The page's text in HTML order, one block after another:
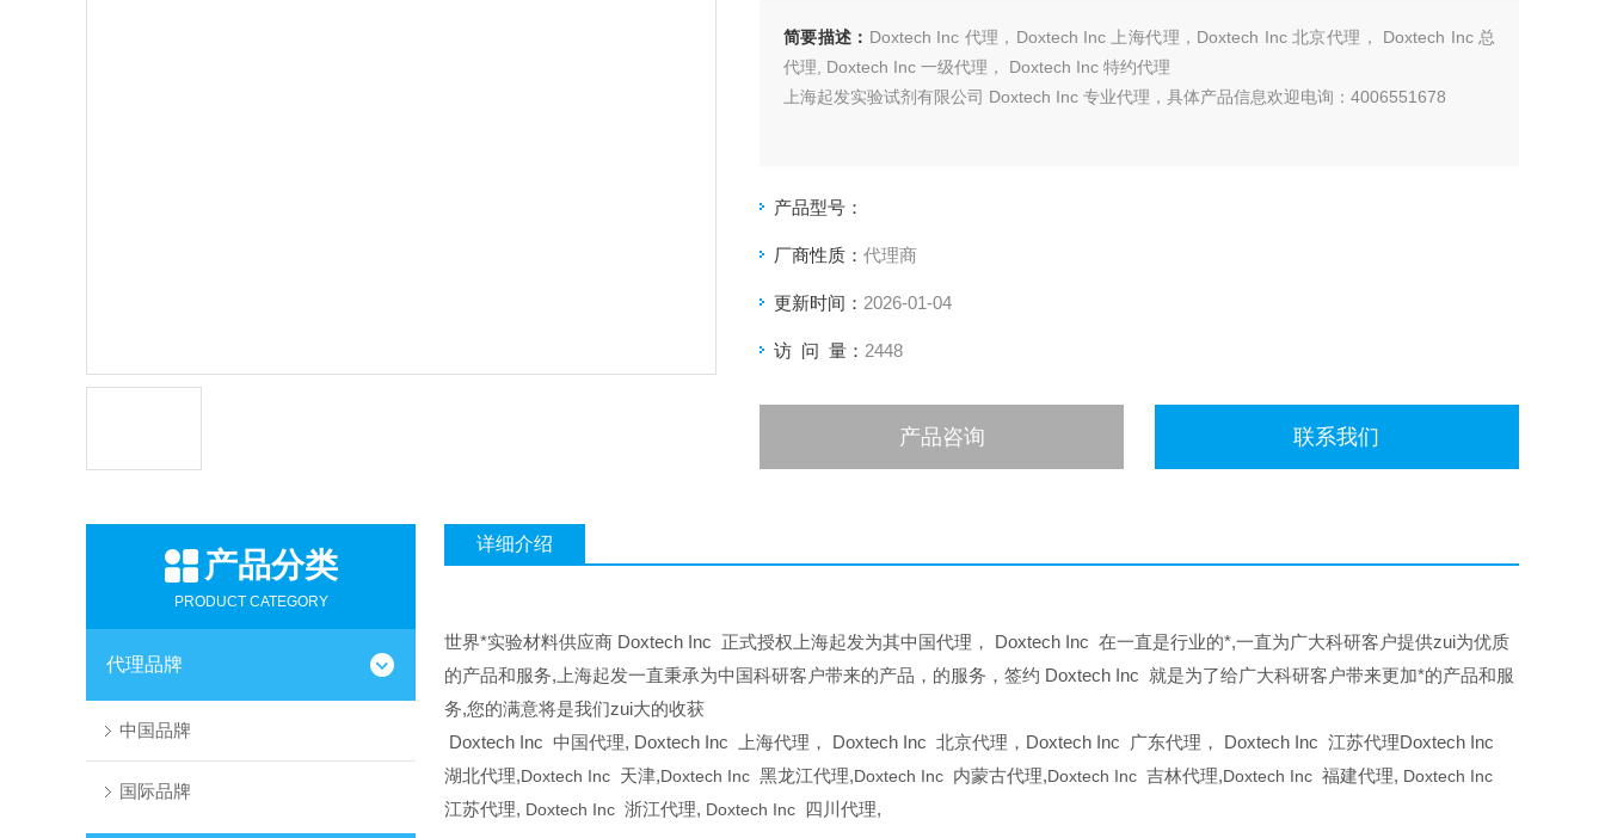
简要描述： Doxtech Inc 代理，Doxtech Inc 上海代理，Doxtech Inc 北京代理， Doxtech Inc 总
代理, Doxtech Inc 一级代理， Doxtech Inc 特约代理
上海起发实验试剂有限公司 Doxtech Inc 专业代理，具体产品信息欢迎电询：4006551678
产品型号：
厂商性质： 代理商
更新时间： 2026-01-04
访 问 量： 2448
产品咨询 联系我们
产品分类
PRODUCT CATEGORY
代理品牌
中国品牌
国际品牌
详细介绍
世界*实验材料供应商 Doxtech Inc 正式授权上海起发为其中国代理， Doxtech Inc 在一直是行业的*,一直为广大科研客户提供zui为优质
的产品和服务,上海起发一直秉承为中国科研客户带来的产品，的服务，签约 Doxtech Inc 就是为了给广大科研客户带来更加*的产品和服
务,您的满意将是我们zui大的收获
Doxtech Inc 中国代理, Doxtech Inc 上海代理， Doxtech Inc 北京代理，Doxtech Inc 广东代理， Doxtech Inc 江苏代理Doxtech Inc
湖北代理,Doxtech Inc 天津,Doxtech Inc 黑龙江代理,Doxtech Inc 内蒙古代理,Doxtech Inc 吉林代理,Doxtech Inc 福建代理, Doxtech Inc
江苏代理, Doxtech Inc 浙江代理, Doxtech Inc 四川代理,